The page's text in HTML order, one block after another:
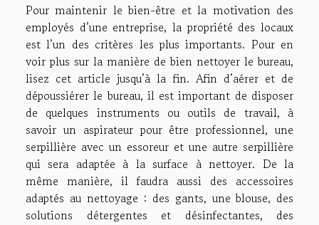
Pour maintenir le bien-être et la motivation des
employés d’une entreprise, la propriété des locaux
est l’un des critères les plus importants. Pour en
voir plus sur la manière de bien nettoyer le bureau,
lisez cet article jusqu’à la fin. Afin d’aérer et de
dépoussiérer le bureau, il est important de disposer
de quelques instruments ou outils de travail, à
savoir un aspirateur pour être professionnel, une
serpillière avec un essoreur et une autre serpillière
qui sera adaptée à la surface à nettoyer. De la
même manière, il faudra aussi des accessoires
adaptés au nettoyage : des gants, une blouse, des
solutions détergentes et désinfectantes, des